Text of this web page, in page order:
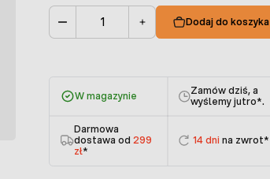
Dodaj do koszyka
W magazynie
Zamów dziś, a
wyślemy jutro*.
Darmowa
dostawa od299
zł*
14 dni na zwrot*